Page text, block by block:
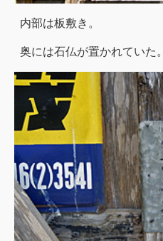
内部は板敷き。
奥には石仏が置かれていた。